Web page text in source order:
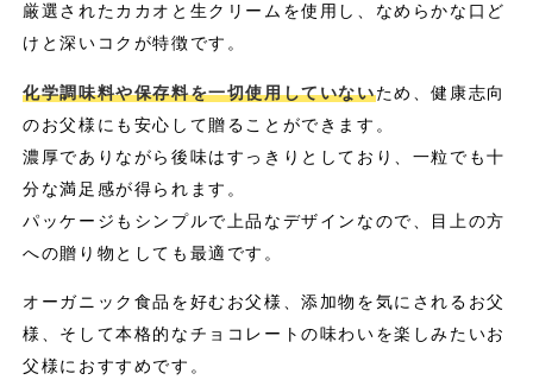
厳選されたカカオと生クリームを使用し、なめらかな口ど
けと深いコクが特徴です。
化学調味料や保存料を一切使用していないため、健康志向
のお父様にも安心して贈ることができます。
濃厚でありながら後味はすっきりとしており、一粒でも十
分な満足感が得られます。
パッケージもシンプルで上品なデザインなので、目上の方
への贈り物としても最適です。
オーガニック食品を好むお父様、添加物を気にされるお父
様、そして本格的なチョコレートの味わいを楽しみたいお
父様におすすめです。